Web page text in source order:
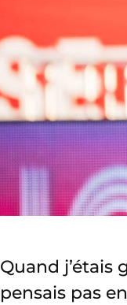
Quand j’étais
pensais pas